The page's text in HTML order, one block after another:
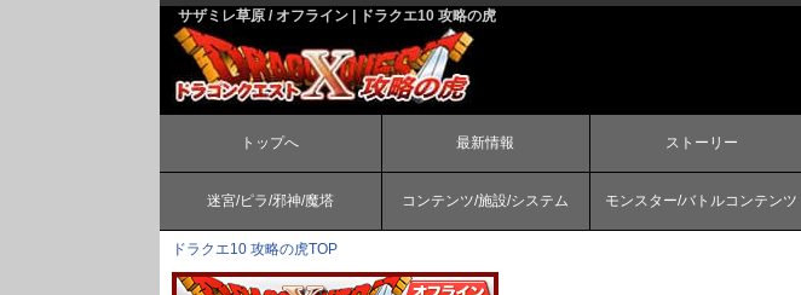
サザミレ草原 / オフライン | ドラクエ10 攻略の虎
トップへ 最新情報 ストーリー
迷宮/ピラ/邪神/魔塔 コンテンツ/施設/システム モンスター/バトルコンテンツ
ドラクエ10 攻略の虎TOP